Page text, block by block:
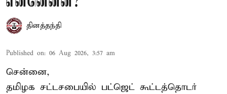
தினத்தந்தி
Published on: 06 Aug 2026, 3:57 am
சென்னை,
தமிழக சட்டசபையில் பட்ஜெட் கூட்டத்தொடர்